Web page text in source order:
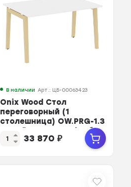
В наличии Арт.: ЦБ-00063423
Onix Wood Стол
переговорный (1
столешница) OW.PRG-1.3
Белый Бриллиант/Дуб
Све...
33 870₽